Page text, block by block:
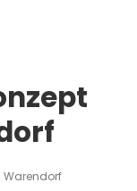
Warendorf